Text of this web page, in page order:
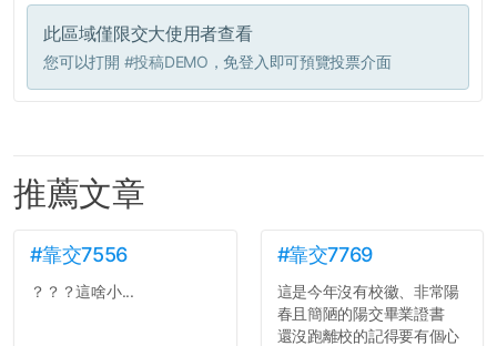
此區域僅限交大使用者查看
您可以打開 #投稿DEMO ，免登入即可預覽投票介面
推薦文章
#靠交7556
？？？這啥小...
#靠交7769
這是今年沒有校徽、非常陽
春且簡陋的陽交畢業證書
還沒跑離校的記得要有個心